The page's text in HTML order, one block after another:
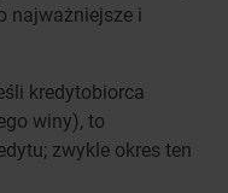
najważniejsze i
kredytobiorca
winy), to
zwykle okres ten